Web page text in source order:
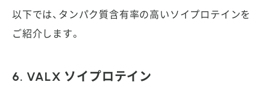
以下では、タンパク質含有率の高いソイプロテインを
ご紹介します。
6. VALX ソイプロテイン